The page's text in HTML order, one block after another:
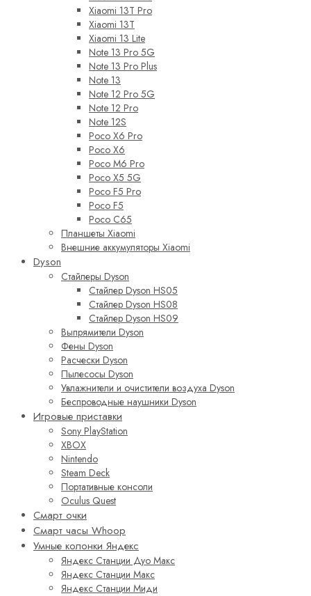
Xiaomi 13T Pro
Xiaomi 13T
Xiaomi 13 Lite
Note 13 Pro 5G
Note 13 Pro Plus
Note 13
Note 12 Pro 5G
Note 12 Pro
Note 12S
Poco X6 Pro
Poco X6
Poco M6 Pro
Poco X5 5G
Poco F5 Pro
Poco F5
Poco C65
Планшеты Xiaomi
Внешние аккумуляторы Xiaomi
Dyson
Стайлеры Dyson
Стайлер Dyson HS05
Стайлер Dyson HS08
Стайлер Dyson HS09
Выпрямители Dyson
Фены Dyson
Расчески Dyson
Пылесосы Dyson
Увлажнители и очистители воздуха Dyson
Беспроводные наушники Dyson
Игровые приставки
Sony PlayStation
XBOX
Nintendo
Steam Deck
Портативные консоли
Oculus Quest
Смарт очки
Смарт часы Whoop
Умные колонки Яндекс
Яндекс Станции Дуо Макс
Яндекс Станции Макс
Яндекс Станции Миди